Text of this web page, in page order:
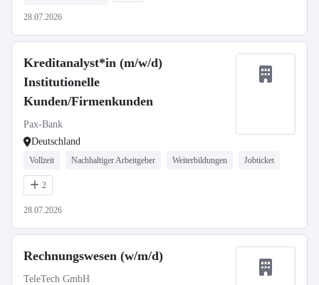
28.07.2026
Kreditanalyst*in (m/w/d)
Institutionelle
Kunden/Firmenkunden
Pax-Bank
Deutschland
Vollzeit Nachhaltiger Arbeitgeber Weiterbildungen Jobticket
2
28.07.2026
Rechnungswesen (w/m/d)
TeleTech GmbH